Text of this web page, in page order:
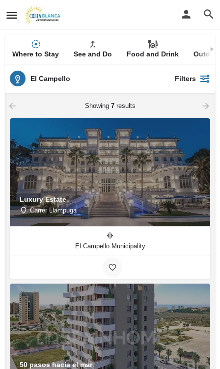
Where to Stay See and Do Food and Drink
El Campello Filters
Showing 7results
Luxury Estate
Carrer Llampuga
El Campello Municipality
50 pasos hacia el mar